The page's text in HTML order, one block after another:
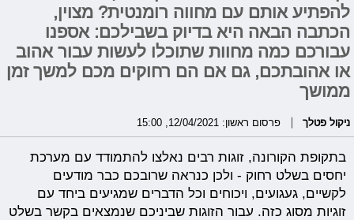
להפתיע אותם עם מחווה רומנטית? מצוין,
הכתבה הבאה היא בדיוק בשבילכם: אספנו
עבורכם כמה מחוות שתוכלו לעשות עבור אהוב
או אהובתכם, גם אם הם רחוקים מכם למשך זמן
ממושך
ניקול פטלך פרסום ראשון: 12/04/2021, 15:00
בתקופת הקורונה, זוגות רבים נאלצו להתמודד עם מערכת
יחסים בשלט רחוק - ולכן כנראה שרובכם כבר מודעים
לקשיים, געגועים, ויכוחים וכל הדברים שמגיעים ביחד עם
זוגיות מסוג כזה. עבור הזוגות שביניכם שנמצאים בקשר בשלט